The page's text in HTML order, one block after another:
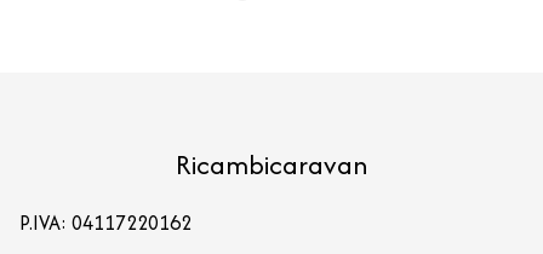
Ricambicaravan
P.IVA: 04117220162